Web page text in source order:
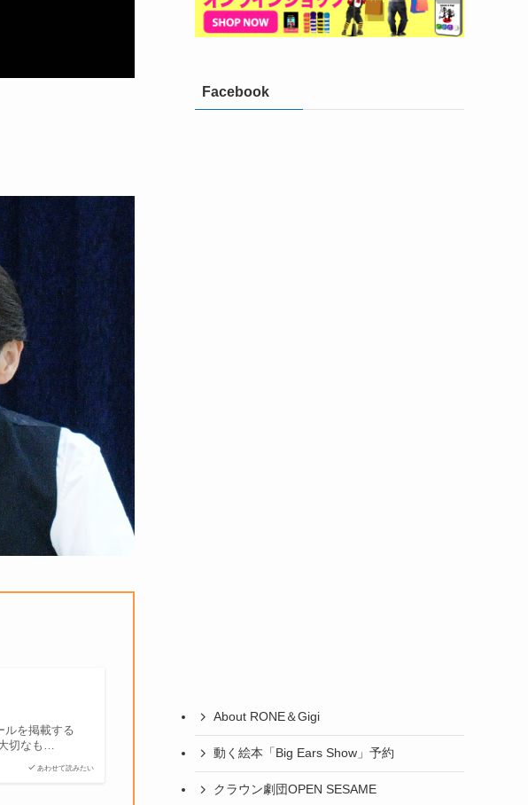
あわせて読みたい
ルを掲載する
切なも…
Facebook
About RONE＆Gigi
動く絵本「Big Ears Show」予約
クラウン劇団OPEN SESAME